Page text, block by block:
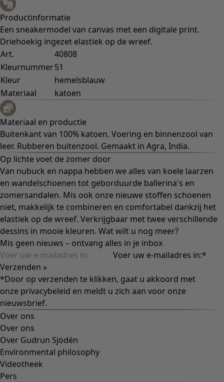
Productinformatie
Een sneakermodel van canvas met een digitale print.
Driehoekig ingezet elastiek op de wreef.
Art.
40808
Kleurnummer51
Kleur
hemelsblauw
Materiaal
katoen
Materiaal en productie
Buitenkant van 100% katoen. Voering en binnenzool van
leer. Rubberen buitenzool. Gemaakt in Agra, India.
Op lichte voet de zomer door
Van nubuck en nappa hebben we alles van koele laarzen
en wandelschoenen tot geborduurde ballerina's en
zomersandalen. Mis ook onze nieuwe stoffen schoenen
niet, makkelijk te combineren en comfortabel dankzij het
elastiek op de wreef. Verkrijgbaar met twee verschillende
dessins in mooie kleuren. Wat wilt u nog meer?
Mis geen nieuws – ontvang alles in je inbox
Voer uw e-mailadres in:*
Verzenden »
*Door op verzenden te klikken, gaat u akkoord met
onze privacybeleid en meldt u zich aan voor onze
nieuwsbrief.
Over ons
Over ons
Over Gudrun Sjödén
Environmental philosophy
Videotheek
Pers